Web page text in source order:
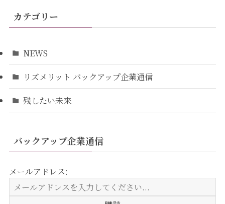
カテゴリー
NEWS
リズメリット バックアップ企業通信
残したい未来
バックアップ企業通信
メールアドレス: